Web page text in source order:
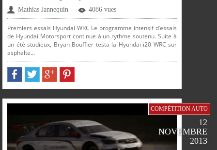
FACEBOOKTWITTERGOOGLEPINTEREST
SUR SUR SUR SUR
PARTAGERPARTAGERPARTAGERPARTAGER
Mathias Jannequin 4086 vues
Premiers essais Hyundai WRC Le programme intensif d’essais
de Hyundai Motorsport continue à un rythme soutenu. Suite à
un été studieux, Bryan Bouffier testa la Hyundai i20 WRC sur
asphalte...
COMPÉTITION AUTO
12
NOVEMBRE
2013